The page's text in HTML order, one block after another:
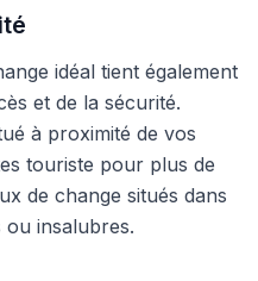
idéal tient également
et de la sécurité.
à proximité de vos
touriste pour plus de
de change situés dans
insalubres.